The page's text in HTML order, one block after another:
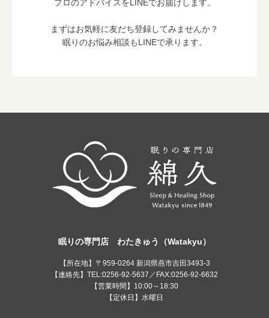
プロのアドバイスをLINEでお届けします。
まずはお気軽に友だち登録してみませんか？
眠りのお悩み相談もLINEで承ります。
眠りの専門店 わたきゅう（Watakyu）
【所在地】〒959-0264 新潟県燕市吉田3493-3
【連絡先】TEL:0256-92-5637／FAX:0256-92-6632
【営業時間】10:00～18:30
【定休日】水曜日